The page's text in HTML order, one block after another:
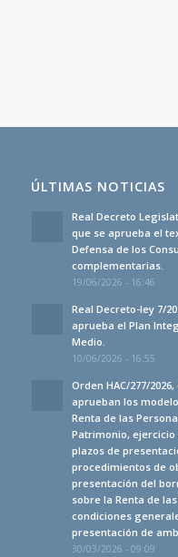
ÚLTIMAS NOTICIAS
Real Decreto
que se aprueba el
Defensa de los
complementarias.
19/06/2026 - 16:46
Real Decreto-ley 7/
aprueba el Plan
Medio.
10/06/2026 - 16:55
Orden HAC/277/
aprueban los
Renta de las
Patrimonio,
plazos de
procedimientos de
presentación del
sobre la Renta de
condiciones
presentación de
30/03/2026 - 09:09